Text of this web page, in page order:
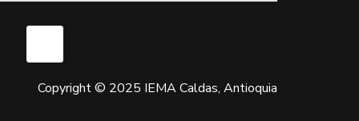
Copyright © 2025 IEMA Caldas, Antioquia